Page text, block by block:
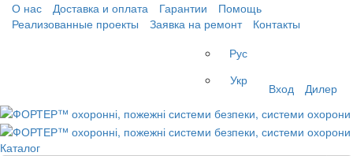
О нас Доставка и оплата Гарантии
Помощь
Реализованные проекты
Заявка на ремонт
Контакты
Рус
Укр
Вход Дилер
Каталог